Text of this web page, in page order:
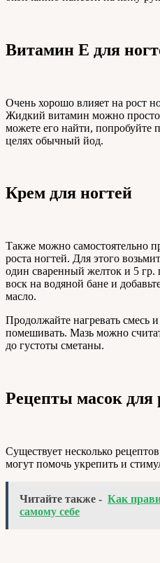
Витамин Е для
Очень хорошо влияет на рост
Жидкий витамин можно просто
можете его найти, попробуйте
целях обычный йод.
Крем для ногтей
Также можно самостоятельно
роста ногтей. Для этого
один сваренный желток и 5 гр.
воск на водяной бане и
масло.
Продолжайте нагревать смесь
помешивать. Мазь можно
до густоты сметаны.
Рецепты масок для
Существует несколько
могут помочь укрепить и
Читайте также - Как
самому себе